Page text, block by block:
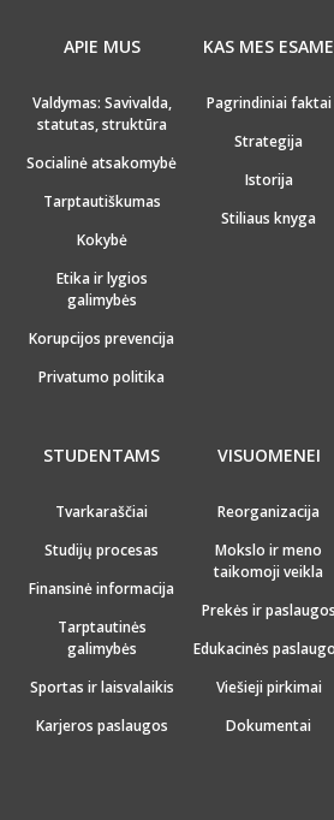
APIE MUS
Valdymas: Savivalda,
statutas, struktūra
Socialinė atsakomybė
Tarptautiškumas
Kokybė
Etika ir lygios
galimybės
Korupcijos prevencija
Privatumo politika
KAS MES ESAME
Pagrindiniai faktai
Strategija
Istorija
Stiliaus knyga
STUDENTAMS
Tvarkaraščiai
Studijų procesas
Finansinė informacija
Tarptautinės
galimybės
Sportas ir laisvalaikis
Karjeros paslaugos
VISUOMENEI
Reorganizacija
Mokslo ir meno
taikomoji veikla
Prekės ir paslaugos
Edukacinės
Viešieji pirkimai
Dokumentai